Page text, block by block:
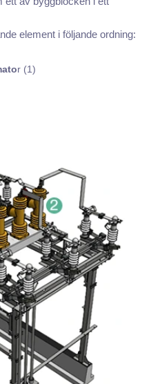
element i följande ordning:
r (1)